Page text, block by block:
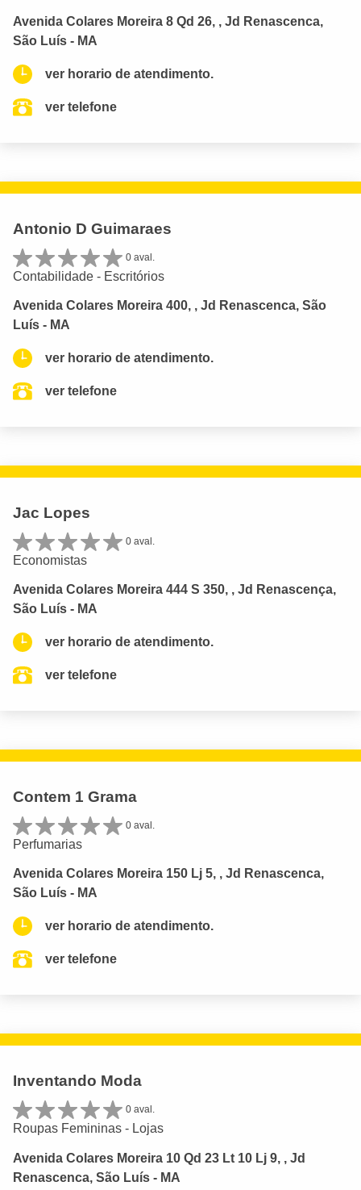
Avenida Colares Moreira 8 Qd 26, , Jd Renascenca,
São Luís - MA
ver horario de atendimento.
ver telefone
Antonio D Guimaraes
0 aval.
Contabilidade - Escritórios
Avenida Colares Moreira 400, , Jd Renascenca, São
Luís - MA
ver horario de atendimento.
ver telefone
Jac Lopes
0 aval.
Economistas
Avenida Colares Moreira 444 S 350, , Jd Renascença,
São Luís - MA
ver horario de atendimento.
ver telefone
Contem 1 Grama
0 aval.
Perfumarias
Avenida Colares Moreira 150 Lj 5, , Jd Renascenca,
São Luís - MA
ver horario de atendimento.
ver telefone
Inventando Moda
0 aval.
Roupas Femininas - Lojas
Avenida Colares Moreira 10 Qd 23 Lt 10 Lj 9, , Jd
Renascenca, São Luís - MA